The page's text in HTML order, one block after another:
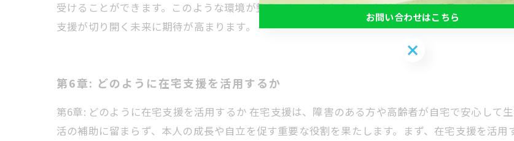
受けることができます。このような環境が整うことで、より多くの人が安心して成長できるス
支援が切り開く未来に期待が高まります。
第6章: どのように在宅支援を活用するか
第6章: どのように在宅支援を活用するか 在宅支援は、障害のある方や高齢者が自宅で安心して
活の補助に留まらず、本人の成長や自立を促す重要な役割を果たします。まず、在宅支援を活
お問い合わせはこちら
お問い合わせはこちら